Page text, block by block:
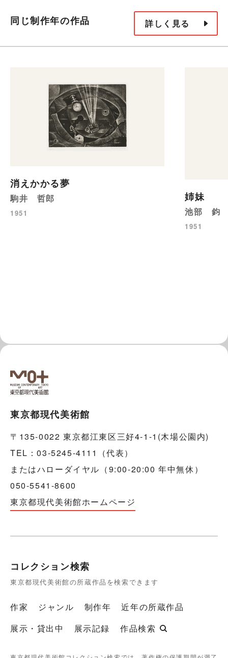
同じ制作年の作品 詳しく見る
消えかかる夢
駒井 哲郎
1951
姉妹
池部 鈞
1951
東京都現代美術館
〒135-0022 東京都江東区三好4-1-1(木場公園内)
TEL：03-5245-4111（代表）
またはハローダイヤル（9:00-20:00 年中無休）
050-5541-8600
東京都現代美術館ホームページ
コレクション検索
東京都現代美術館の所蔵作品を検索できます
作家 ジャンル 制作年
近年の所蔵作品
展示・貸出中
展示記録 作品検索